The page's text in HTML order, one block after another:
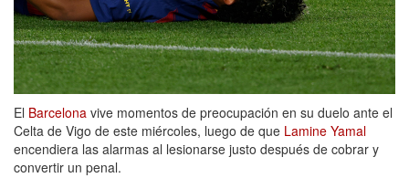
El Barcelona vive momentos de preocupación en su duelo ante el
Celta de Vigo de este miércoles, luego de que Lamine Yamal
encendiera las alarmas al lesionarse justo después de cobrar y
convertir un penal.